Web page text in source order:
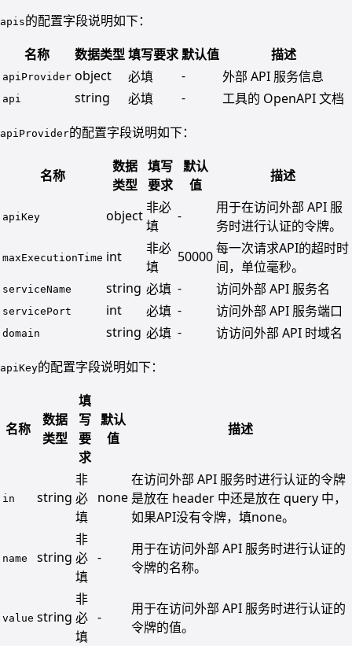
apis的配置字段说明如下：
名称
数据类型填写要求 默认值 描述
apiProvider object 必填 - 外部 API 服务信息
api string 必填 - 工具的 OpenAPI 文档
apiProvider的配置字段说明如下：
名称
数据
类型
填写
要求
默认
值
描述
apiKey object非必
填
-
用于在访问外部 API 服
务时进行认证的令牌。
maxExecutionTime int
非必
填
50000每一次请求API的超时时
间，单位毫秒。
serviceName string 必填 - 访问外部 API 服务名
servicePort int 必填 - 访问外部 API 服务端口
domain string 必填 - 访访问外部 API 时域名
apiKey的配置字段说明如下：
名称
数据
类型
填
写
要
求
默认
值
描述
in string
非
必
填
none
在访问外部 API 服务时进行认证的令牌
是放在 header 中还是放在 query 中，
如果API没有令牌，填none。
name string
非
必
填
-
用于在访问外部 API 服务时进行认证的
令牌的名称。
value string
非
必
填
-
用于在访问外部 API 服务时进行认证的
令牌的值。